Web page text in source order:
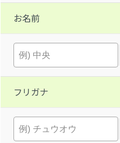
お名前
フリガナ